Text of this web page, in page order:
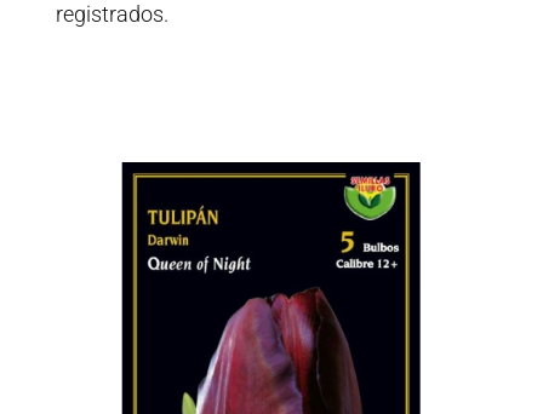
registrados.